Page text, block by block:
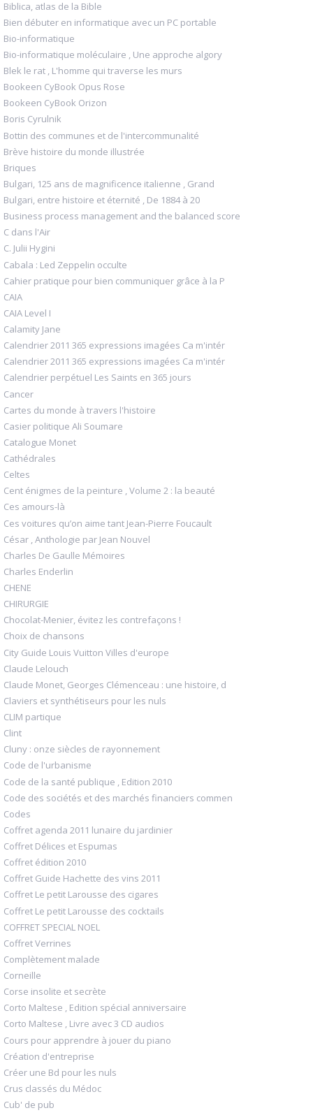
Biblica, atlas de la Bible
Bien débuter en informatique avec un PC portable
Bio-informatique
Bio-informatique moléculaire , Une approche algory
Blek le rat , L'homme qui traverse les murs
Bookeen CyBook Opus Rose
Bookeen CyBook Orizon
Boris Cyrulnik
Bottin des communes et de l'intercommunalité
Brève histoire du monde illustrée
Briques
Bulgari, 125 ans de magnificence italienne , Grand
Bulgari, entre histoire et éternité , De 1884 à 20
Business process management and the balanced score
C dans l'Air
C. Julii Hygini
Cabala : Led Zeppelin occulte
Cahier pratique pour bien communiquer grâce à la P
CAIA
CAIA Level I
Calamity Jane
Calendrier 2011 365 expressions imagées Ca m'intér
Calendrier 2011 365 expressions imagées Ca m'intér
Calendrier perpétuel Les Saints en 365 jours
Cancer
Cartes du monde à travers l'histoire
Casier politique Ali Soumare
Catalogue Monet
Cathédrales
Celtes
Cent énigmes de la peinture , Volume 2 : la beauté
Ces amours-là
Ces voitures qu’on aime tant Jean-Pierre Foucault
César , Anthologie par Jean Nouvel
Charles De Gaulle Mémoires
Charles Enderlin
CHENE
CHIRURGIE
Chocolat-Menier, évitez les contrefaçons !
Choix de chansons
City Guide Louis Vuitton Villes d'europe
Claude Lelouch
Claude Monet, Georges Clémenceau : une histoire, d
Claviers et synthétiseurs pour les nuls
CLIM partique
Clint
Cluny : onze siècles de rayonnement
Code de l'urbanisme
Code de la santé publique , Edition 2010
Code des sociétés et des marchés financiers commen
Codes
Coffret agenda 2011 lunaire du jardinier
Coffret Délices et Espumas
Coffret édition 2010
Coffret Guide Hachette des vins 2011
Coffret Le petit Larousse des cigares
Coffret Le petit Larousse des cocktails
COFFRET SPECIAL NOEL
Coffret Verrines
Complètement malade
Corneille
Corse insolite et secrète
Corto Maltese , Edition spécial anniversaire
Corto Maltese , Livre avec 3 CD audios
Cours pour apprendre à jouer du piano
Création d'entreprise
Créer une Bd pour les nuls
Crus classés du Médoc
Cub' de pub